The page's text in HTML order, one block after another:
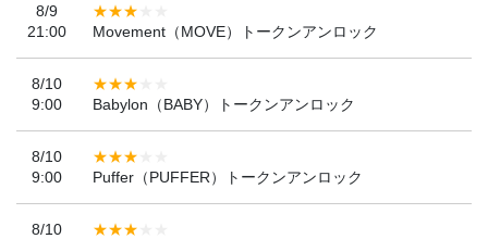
8/9
21:00
Movement（MOVE）トークンアンロック
8/10
9:00
Babylon（BABY）トークンアンロック
8/10
9:00
Puffer（PUFFER）トークンアンロック
8/10